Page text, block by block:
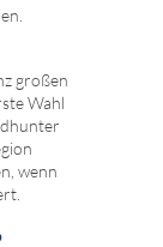
großen
Wahl
wenn